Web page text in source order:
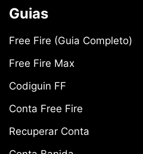
Guias
Free Fire (Guia Completo)
Free Fire Max
Codiguin FF
Conta Free Fire
Recuperar Conta